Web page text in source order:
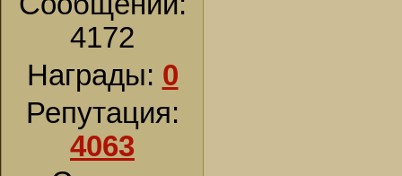
4172
Награды: 0
Репутация:
4063